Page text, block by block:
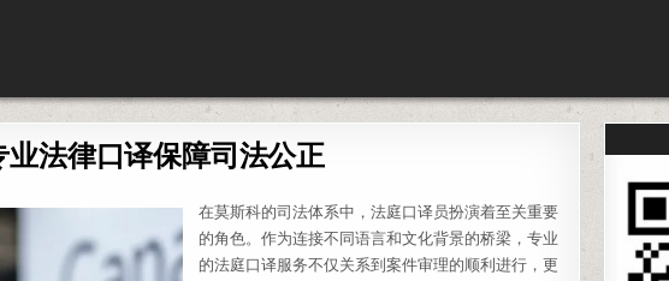
法律口译保障司法公正
在莫斯科的司法体系中，法庭口译员扮演着至关重要
的角色。作为连接不同语言和文化背景的桥梁，专业
的法庭口译服务不仅关系到案件审理的顺利进行，更